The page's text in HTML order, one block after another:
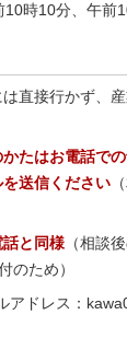
時10分、午前
直接行かず、
かたはお電話で
送信ください
話と同様 （相談
のため）
ドレス：